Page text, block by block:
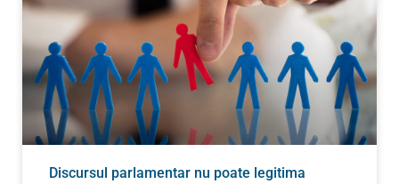
Discursul parlamentar nu poate legitima